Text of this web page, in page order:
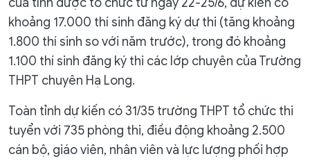
khoảng 17.000 thí sinh đăng ký dự thi (tăng khoảng
1.800 thí sinh so với năm trước), trong đó khoảng
1.100 thí sinh đăng ký thi các lớp chuyên của Trường
THPT chuyên Hạ Long.
Toàn tỉnh dự kiến có 31/35 trường THPT tổ chức thi
tuyển với 735 phòng thi, điều động khoảng 2.500
cán bộ, giáo viên, nhân viên và lực lượng phối hợp